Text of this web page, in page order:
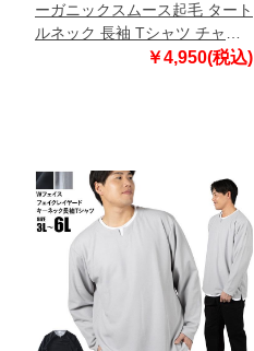
ーガニックスムース起毛 タート
ルネック 長袖 Tシャツ チャコ
ール杢 1278-3333-1 3L 4L 5L
￥4,950(税込)